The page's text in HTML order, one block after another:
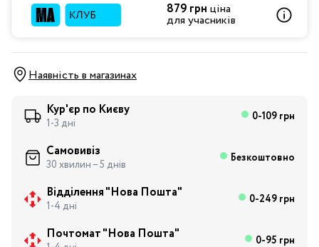
879 грн ціна
для учасників
Наявність в магазинах
Кур'єр по Києву
1-3 дні 0-109 грн
Самовивіз
30 хвилин – 5 днів Безкоштовно
Відділення "Нова Пошта"
1-4 дні 0-249 грн
Почтомат "Нова Пошта" 0-95 грн